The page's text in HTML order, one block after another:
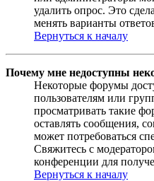
удалить опрос. Это
менять варианты
Вернуться к началу
Почему мне недоступны
Некоторые форумы
пользователям или
просматривать такие
оставлять сообщения,
может потребоваться
Свяжитесь с
конференции для
Вернуться к началу